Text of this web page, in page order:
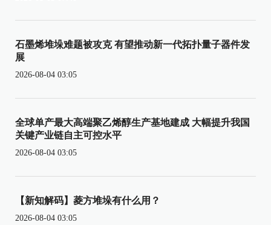
石墨烯堆垛难题被攻克 有望推动新一代拓扑量子器件发
展
2026-08-04 03:05
全球单产最大高端聚乙烯醇生产基地建成 大幅提升我国
关键产业链自主可控水平
2026-08-04 03:05
【新知解码】菱方堆垛有什么用？
2026-08-04 03:05